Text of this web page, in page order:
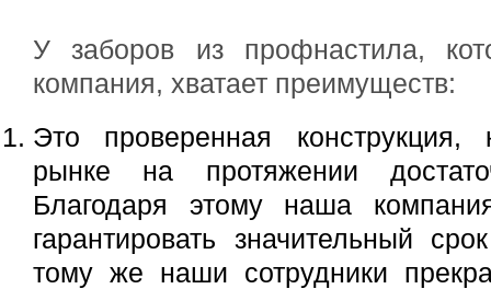
У заборов из профнастила,
компания, хватает преимуществ:
Это проверенная конструкция,
рынке на протяжении
Благодаря этому наша
гарантировать значительный
тому же наши сотрудники